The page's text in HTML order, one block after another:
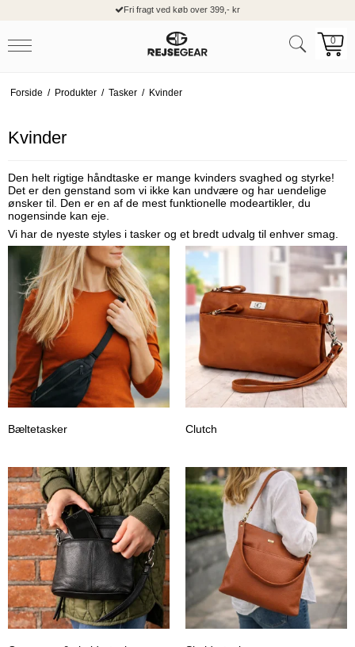
Fri fragt ved køb over 399,- kr
0
Forside / Produkter / Tasker / Kvinder
Kvinder
Den helt rigtige håndtaske er mange kvinders svaghed og styrke!
Det er den genstand som vi ikke kan undvære og har uendelige
ønsker til. Den er en af de mest funktionelle modeartikler, du
nogensinde kan eje.
Vi har de nyeste styles i tasker og et bredt udvalg til enhver smag.
Bæltetasker Clutch